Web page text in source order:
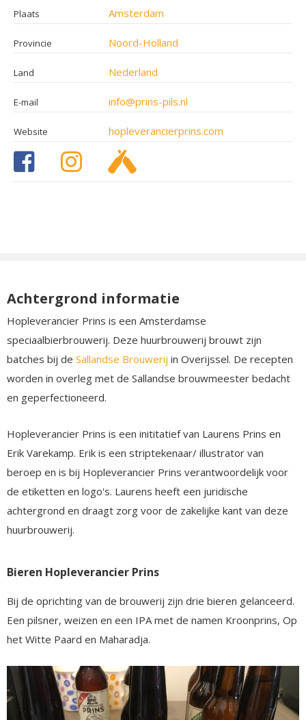
Plaats Amsterdam
Provincie Noord-Holland
Land Nederland
E-mail info@prins-pils.nl
Website hopleverancierprins.com
Achtergrond informatie
Hopleverancier Prins is een Amsterdamse
speciaalbierbrouwerij. Deze huurbrouwerij brouwt zijn
batches bij de Sallandse Brouwerij in Overijssel. De recepten
worden in overleg met de Sallandse brouwmeester bedacht
en geperfectioneerd.
Hopleverancier Prins is een inititatief van Laurens Prins en
Erik Varekamp. Erik is een striptekenaar/ illustrator van
beroep en is bij Hopleverancier Prins verantwoordelijk voor
de etiketten en logo's. Laurens heeft een juridische
achtergrond en draagt zorg voor de zakelijke kant van deze
huurbrouwerij.
Bieren Hopleverancier Prins
Bij de oprichting van de brouwerij zijn drie bieren gelanceerd.
Een pilsner, weizen en een IPA met de namen Kroonprins, Op
het Witte Paard en Maharadja.